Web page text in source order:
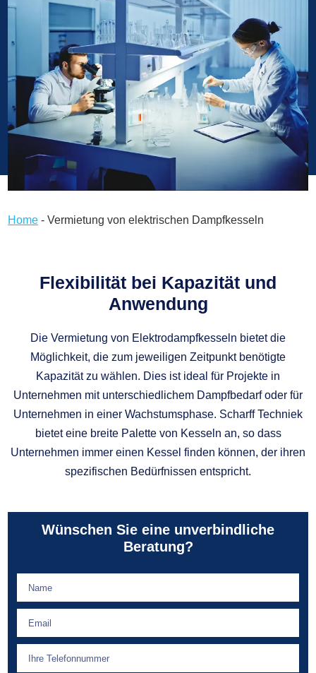
Home -Vermietung von elektrischen Dampfkesseln
Flexibilität bei Kapazität und
Anwendung
Die Vermietung von Elektrodampfkesseln bietet die
Möglichkeit, die zum jeweiligen Zeitpunkt benötigte
Kapazität zu wählen. Dies ist ideal für Projekte in
Unternehmen mit unterschiedlichem Dampfbedarf oder für
Unternehmen in einer Wachstumsphase. Scharff Techniek
bietet eine breite Palette von Kesseln an, so dass
Unternehmen immer einen Kessel finden können, der ihren
spezifischen Bedürfnissen entspricht.
Wünschen Sie eine unverbindliche
Beratung?